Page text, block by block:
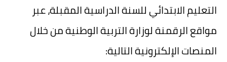
التعليم الابتدائي للسنة الدراسية المقبلة، عبر
مواقع الرقمنة لوزارة التربية الوطنية من خلال
المنصات الإلكترونية التالية: